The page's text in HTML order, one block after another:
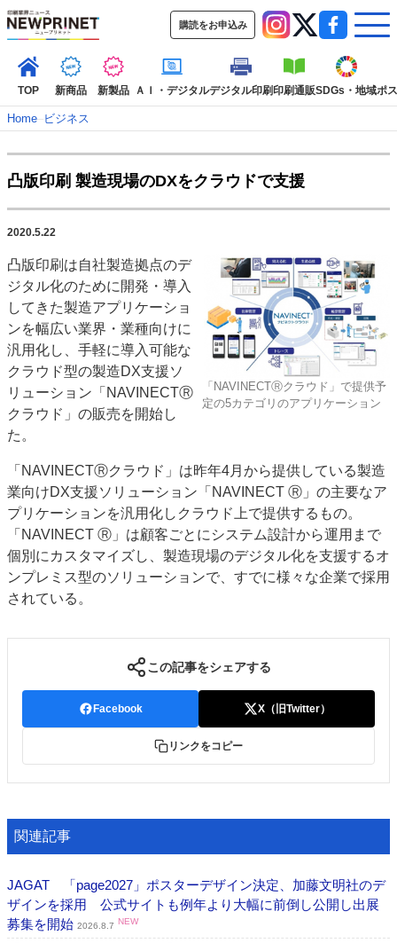
購読をお申込み
TOP 新商品 新製品 ＡＩ・デジタルデジタル印刷印刷通販SDGs・地域ポ
インタビュー
コレクション
新商品 新製品 ＡＩ・デジタル デジタル印刷
印刷通販
SDGs・地域
ポストプレス ビジネス イベント 信用情報
業界
市場・統計
人事・移転・異動・訃報
特集記事カテゴリー一覧
2022 見える化・MIS特集
特集・デジタル印刷 アイデアで勝負！ ～多様なビジネス・多彩な商材～
JAPAN PACK 2023 特集
特集・デジタル印刷 ～ 新成長軌道を描く
案内
発刊案内
JFPI印刷用語集 印刷機材年鑑
運営
会社案内
Home–ビジネス
凸版印刷 製造現場のDXをクラウドで支援
2020.5.22
「NAVINECTⓇクラウド」で提供予
定の5カテゴリのアプリケーション
凸版印刷は自社製造拠点のデ
ジタル化のために開発・導入
してきた製造アプリケーショ
ンを幅広い業界・業種向けに
汎用化し、手軽に導入可能な
クラウド型の製造DX支援ソ
リューション「NAVINECTⓇ
クラウド」の販売を開始し
た。
「NAVINECTⓇクラウド」は昨年4月から提供している製造
業向けDX支援ソリューション「NAVINECT Ⓡ」の主要なア
プリケーションを汎用化しクラウド上で提供するもの。
「NAVINECT Ⓡ」は顧客ごとにシステム設計から運用まで
個別にカスタマイズし、製造現場のデジタル化を支援するオ
ンプレミス型のソリューションで、すでに様々な企業で採用
されている。
この記事をシェアする
Facebook X（旧Twitter）
リンクをコピー
関連記事
JAGAT 「page2027」ポスターデザイン決定、加藤文明社のデ
ザインを採用 公式サイトも例年より大幅に前倒し公開し出展
募集を開始 2026.8.7 NEW